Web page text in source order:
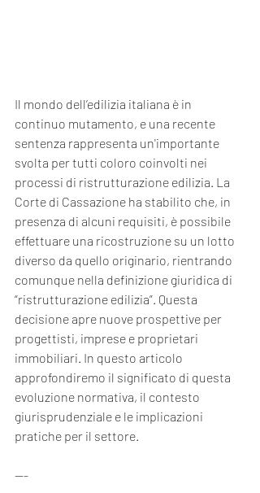
Il mondo dell’edilizia italiana è in
continuo mutamento, e una recente
sentenza rappresenta un'importante
svolta per tutti coloro coinvolti nei
processi di ristrutturazione edilizia. La
Corte di Cassazione ha stabilito che, in
presenza di alcuni requisiti, è possibile
effettuare una ricostruzione su un lotto
diverso da quello originario, rientrando
comunque nella definizione giuridica di
“ristrutturazione edilizia”. Questa
decisione apre nuove prospettive per
progettisti, imprese e proprietari
immobiliari. In questo articolo
approfondiremo il significato di questa
evoluzione normativa, il contesto
giurisprudenziale e le implicazioni
pratiche per il settore.
---